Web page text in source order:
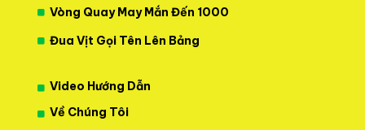
Vòng Quay May Mắn Đến 1000
Đua Vịt Gọi Tên Lên Bảng
Video Hướng Dẫn
Về Chúng Tôi